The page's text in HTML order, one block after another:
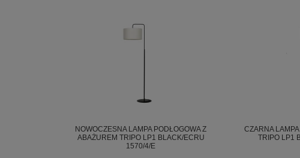
Posiada oznaczenie CE (zgodność z normami UE).
Producent
NOWOCZESNA LAMPA PODŁOGOWA Z
ABAŻUREM TRIPO LP1 BLACK/ECRU
1570/4/E
CZARNA
TRIPO LP1